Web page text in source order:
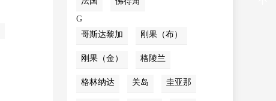
G
哥斯达黎加
刚果（布）
刚果（金） 格陵兰
格林纳达 关岛 圭亚那